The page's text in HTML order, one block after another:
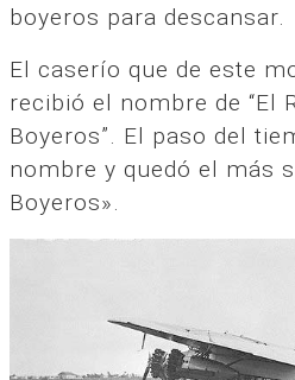
boyeros para descansar.
El caserío que de este
recibió el nombre de “El
Boyeros”. El paso del
nombre y quedó el más
Boyeros».